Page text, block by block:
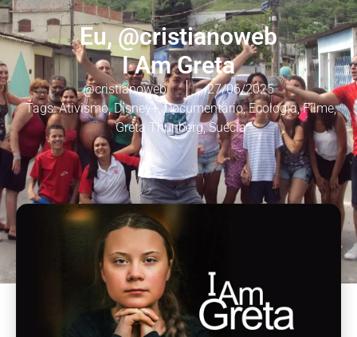
Eu, @cristianoweb
I Am Greta
@cristianoweb
27/06/2025
Tags:Ativismo,Disney+,Documentário,Ecologia,Filme,
Greta Thunberg,Suécia